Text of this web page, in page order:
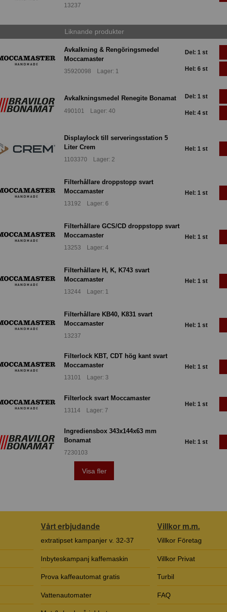
13237
Liknande produkter
Avkalkning & Rengöringsmedel
Moccamaster
35920098 Lager: 1
Del: 1 st
Hel: 6 st
Avkalkningsmedel Renegite Bonamat
490101 Lager: 40
Del: 1 st
Hel: 4 st
Displaylock till serveringsstation 5
Liter Crem
1103370 Lager: 2
Hel: 1 st
Filterhållare droppstopp svart
Moccamaster
13192 Lager: 6
Hel: 1 st
Filterhållare GCS/CD droppstopp svart
Moccamaster
13253 Lager: 4
Hel: 1 st
Filterhållare H, K, K743 svart
Moccamaster
13244 Lager: 1
Hel: 1 st
Filterhållare KB40, K831 svart
Moccamaster
13237
Hel: 1 st
Filterlock KBT, CDT hög kant svart
Moccamaster
13101 Lager: 3
Hel: 1 st
Filterlock svart Moccamaster
13114 Lager: 7
Hel: 1 st
Ingrediensbox 343x144x63 mm
Bonamat
7230103
Hel: 1 st
Visa fler
Vårt erbjudande
extratipset kampanjer v. 32-37
Inbyteskampanj kaffemaskin
Prova kaffeautomat gratis
Vattenautomater
Villkor m.m.
Villkor Företag
Villkor Privat
Turbil
FAQ